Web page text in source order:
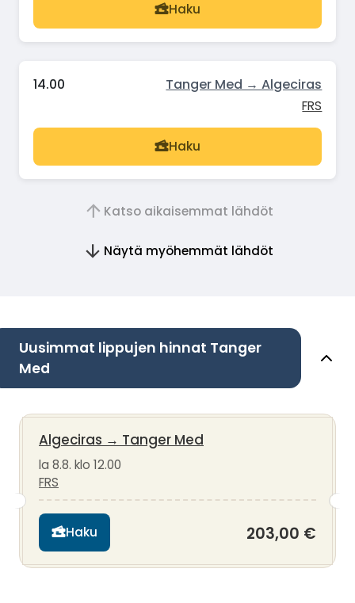
Haku
14.00 Tanger Med → Algeciras
FRS
Haku
Katso aikaisemmat lähdöt
Näytä myöhemmät lähdöt
Uusimmat lippujen hinnat Tanger
Med
Algeciras → Tanger Med
la 8.8. klo 12.00
FRS
Haku 203,00 €